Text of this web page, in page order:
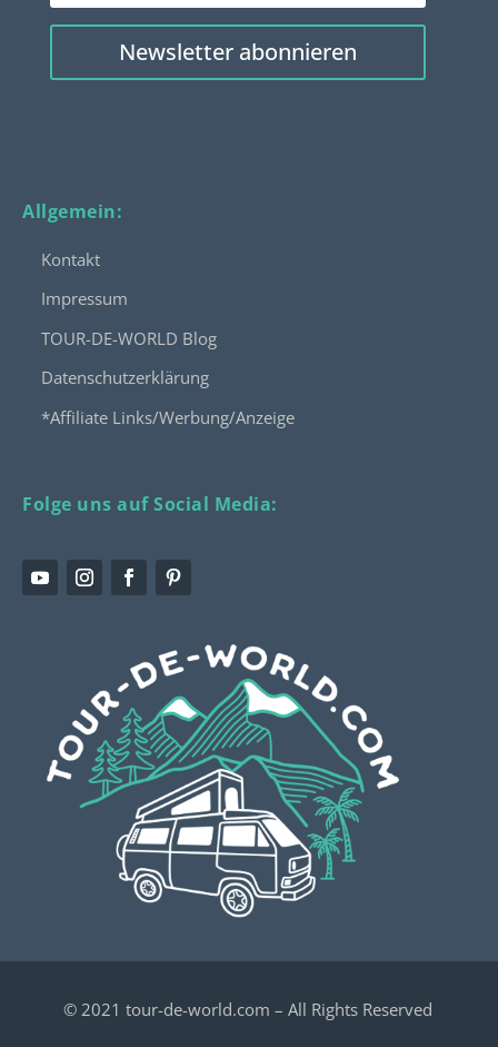
Newsletter abonnieren
Allgemein:
Kontakt
Impressum
TOUR-DE-WORLD Blog
Datenschutzerklärung
*Affiliate Links/Werbung/Anzeige
Folge uns auf Social Media:
© 2021 tour-de-world.com – All Rights Reserved